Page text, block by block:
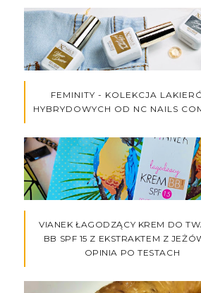
FEMINITY - KOLEKCJA
HYBRYDOWYCH OD NC NAILS
VIANEK ŁAGODZĄCY KREM DO
BB SPF 15 Z EKSTRAKTEM Z
OPINIA PO TESTACH